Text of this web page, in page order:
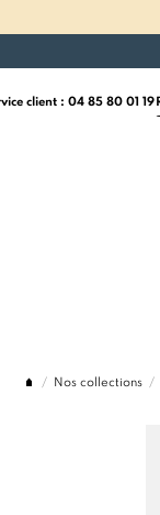
client : 04 85 80 01 19
Nos collections